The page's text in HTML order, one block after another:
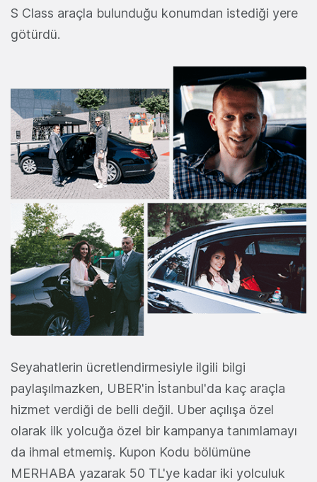
S Class araçla bulunduğu konumdan istediği yere
götürdü.
Seyahatlerin ücretlendirmesiyle ilgili bilgi
paylaşılmazken, UBER'in İstanbul'da kaç araçla
hizmet verdiği de belli değil. Uber açılışa özel
olarak ilk yolcuğa özel bir kampanya tanımlamayı
da ihmal etmemiş. Kupon Kodu bölümüne
MERHABA yazarak 50 TL'ye kadar iki yolculuk